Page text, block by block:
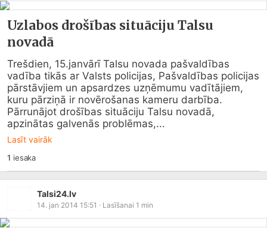
Uzlabos drošības situāciju Talsu
novadā
Trešdien, 15.janvārī Talsu novada pašvaldības
vadība tikās ar Valsts policijas, Pašvaldības policijas
pārstāvjiem un apsardzes uzņēmumu vadītājiem,
kuru pārziņā ir novērošanas kameru darbība.
Pārrunājot drošības situāciju Talsu novadā,
apzinātas galvenās problēmas,...
Lasīt vairāk
1 iesaka
Talsi24.lv
14. jan 2014 15:51 · Lasīšanai 1 min